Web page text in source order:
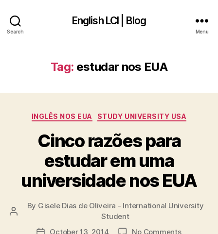
Search
English LCI | Blog
Menu
Tag: estudar nos EUA
Categories
INGLÊS NOS EUA STUDY UNIVERSITY USA
Cinco razões para
estudar em uma
universidade nos EUA
Post
By Gisele Dias de Oliveira - International University
Student
PostOctober 13, 2014 No Commentson